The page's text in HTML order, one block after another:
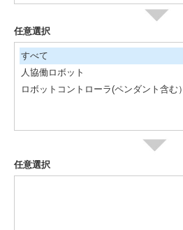
任意選択
すべて
人協働ロボット
ロボットコントローラ(ペンダント含む）
任意選択